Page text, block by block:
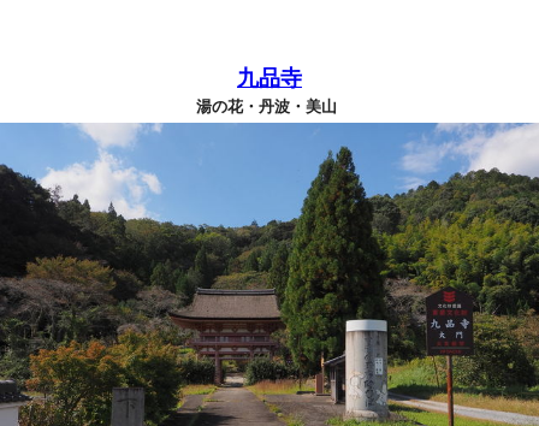
九品寺
湯の花・丹波・美山